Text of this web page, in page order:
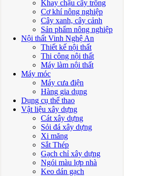
Khay chậu cây trồng
Cơ khí nông nghiệp
Cây xanh, cây cảnh
Sản phẩm nông nghiệp
Nội thất Vinh Nghệ An
Thiết kế nội thất
Thi công nội thất
Máy làm nội thất
Máy móc
Máy cưa điện
Hàng gia dụng
Dụng cụ thể thao
Vật liệu xây dựng
Cát xây dựng
Sỏi đá xây dựng
Xi măng
Sắt Thép
Gạch chỉ xây dựng
Ngói màu lợp nhà
Keo dán gạch